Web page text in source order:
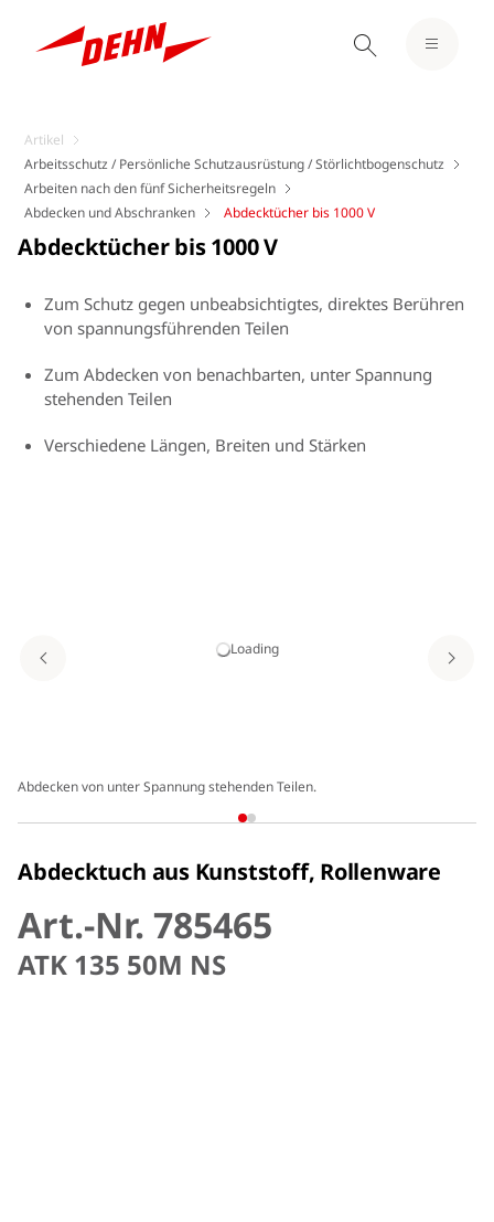
Artikel
Arbeitsschutz / Persönliche Schutzausrüstung / Störlichtbogenschutz
Arbeiten nach den fünf Sicherheitsregeln
Abdecken und Abschranken
Abdecktücher bis 1000 V
Loading
Abdecken von unter Spannung stehenden Teilen.
Abdecktücher bis 1000 V
Zum Schutz gegen unbeabsichtigtes, direktes Berühren
von spannungsführenden Teilen
Zum Abdecken von benachbarten, unter Spannung
stehenden Teilen
Verschiedene Längen, Breiten und Stärken
Abdecktuch aus Kunststoff, Rollenware
Art.-Nr. 785465
ATK 135 50M NS